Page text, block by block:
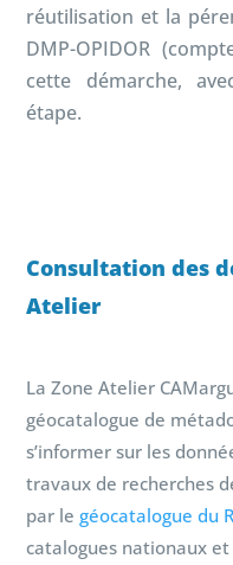
réutilisation et la
DMP-OPIDOR
cette démarche,
étape.
Consultation des
Atelier
La Zone Atelier
géocatalogue de
s’informer sur les
travaux de recherches
par legéocatalogue du
catalogues nationaux